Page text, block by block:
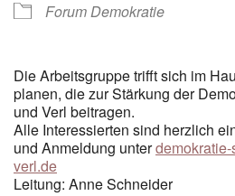
Forum Demokratie
Die Arbeitsgruppe trifft sich im
planen, die zur Stärkung der
und Verl beitragen.
Alle Interessierten sind herzlich
und Anmeldung unter
verl.de
Leitung: Anne Schneider